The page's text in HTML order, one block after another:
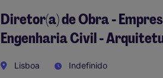
Diretor(a) de Obra -
Engenharia Civil -
Lisboa Indefinido